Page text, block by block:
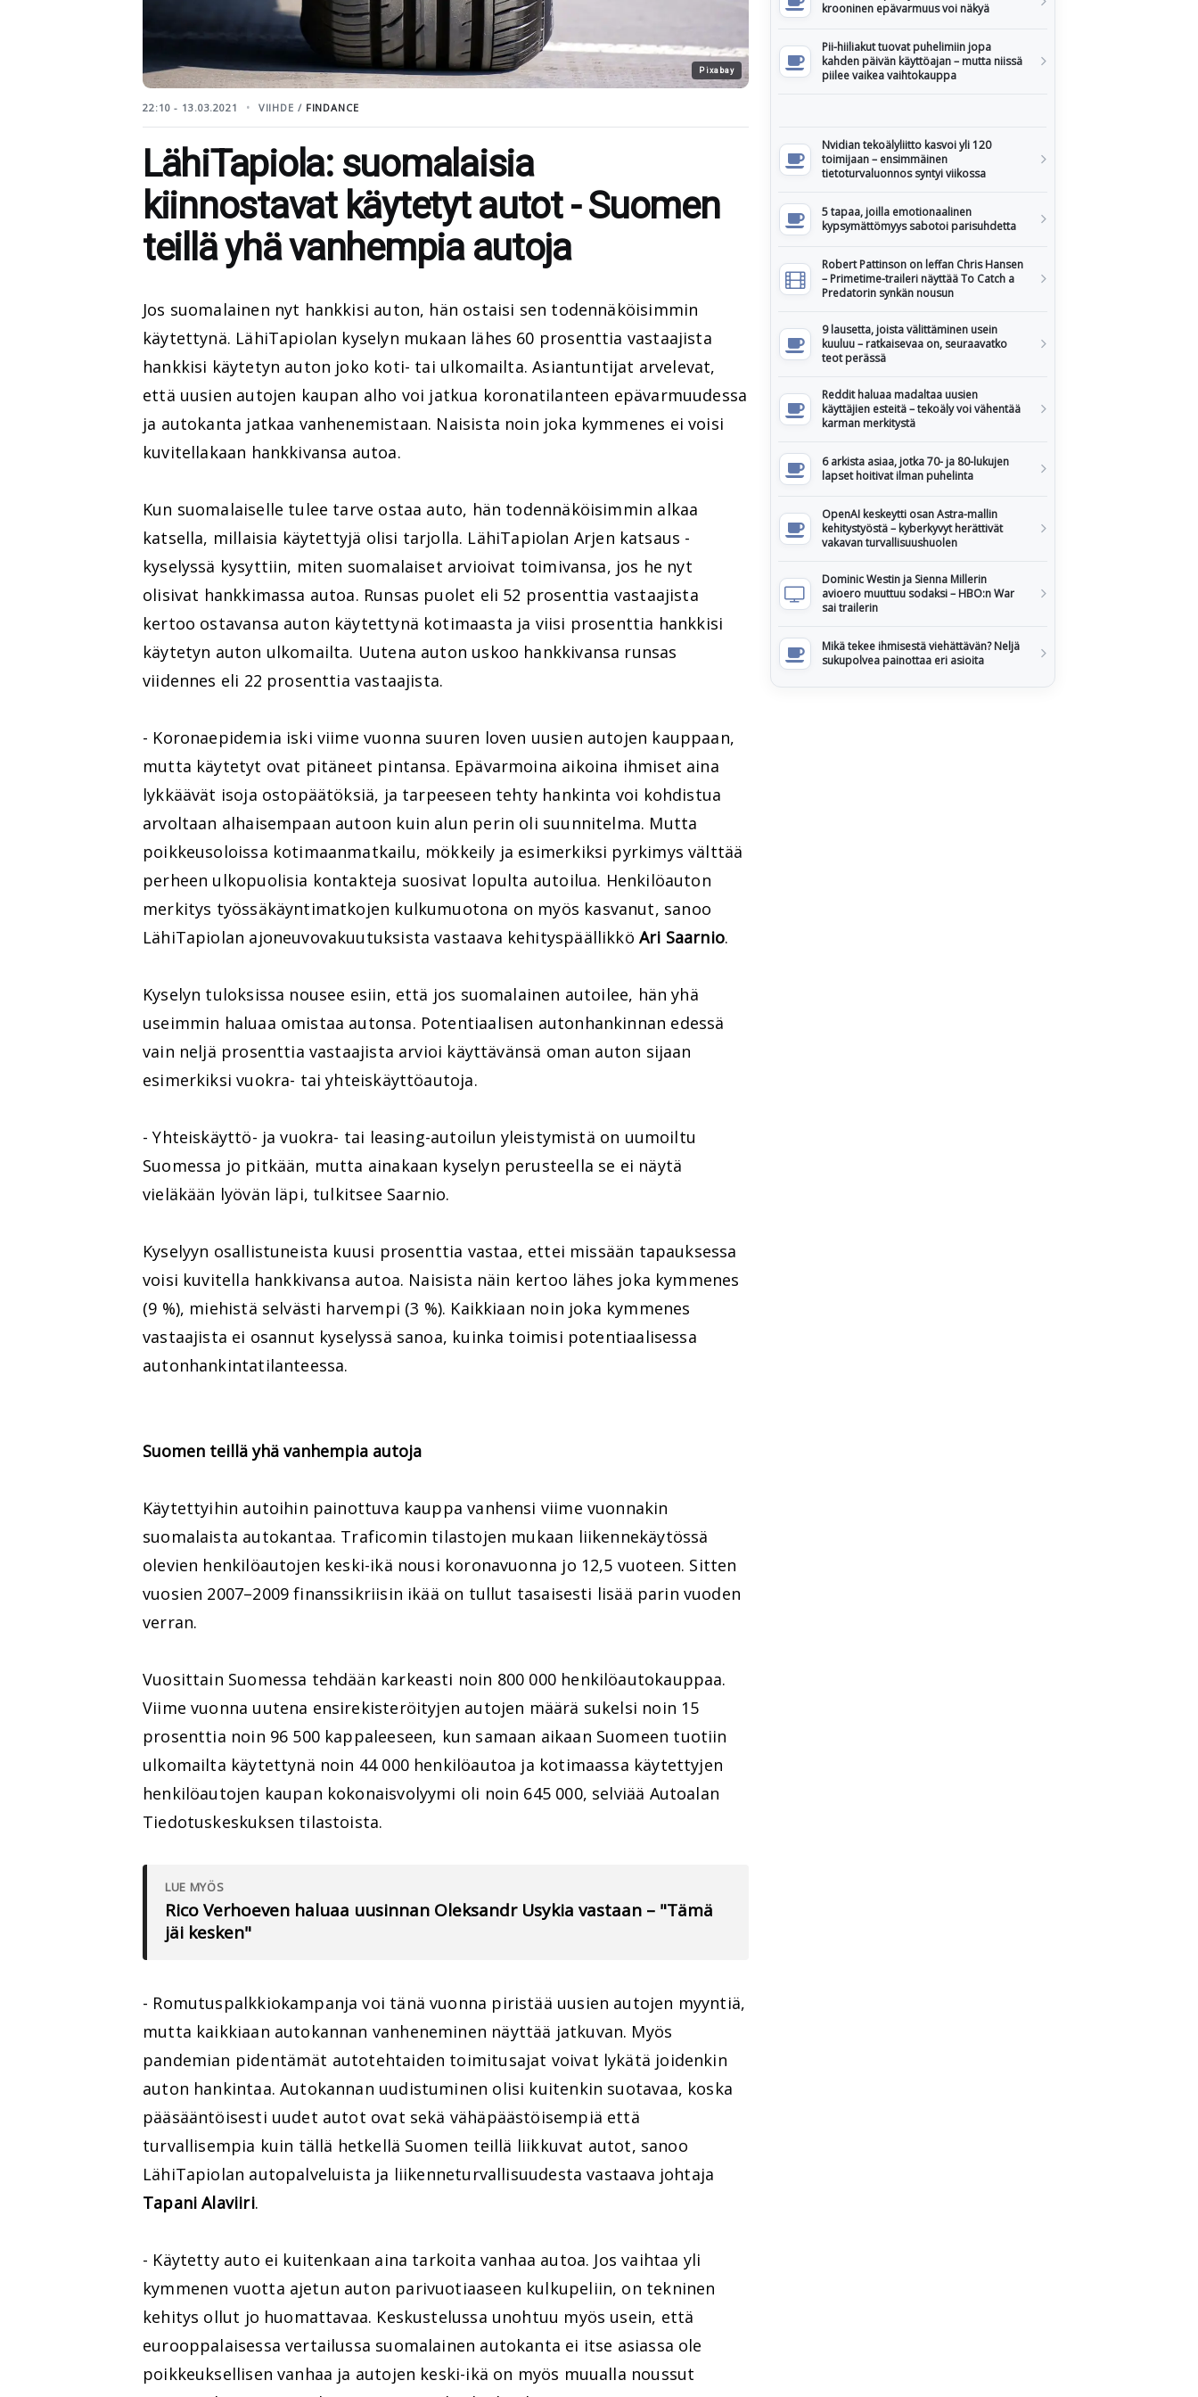
Pixabay
22:10 - 13.03.2021 VIIHDE / FINDANCE
LähiTapiola: suomalaisia
kiinnostavat käytetyt autot - Suomen
teillä yhä vanhempia autoja
Jos suomalainen nyt hankkisi auton, hän ostaisi sen todennäköisimmin
käytettynä. LähiTapiolan kyselyn mukaan lähes 60 prosenttia vastaajista
hankkisi käytetyn auton joko koti- tai ulkomailta. Asiantuntijat arvelevat,
että uusien autojen kaupan alho voi jatkua koronatilanteen epävarmuudessa
ja autokanta jatkaa vanhenemistaan. Naisista noin joka kymmenes ei voisi
kuvitellakaan hankkivansa autoa.
Kun suomalaiselle tulee tarve ostaa auto, hän todennäköisimmin alkaa
katsella, millaisia käytettyjä olisi tarjolla. LähiTapiolan Arjen katsaus -
kyselyssä kysyttiin, miten suomalaiset arvioivat toimivansa, jos he nyt
olisivat hankkimassa autoa. Runsas puolet eli 52 prosenttia vastaajista
kertoo ostavansa auton käytettynä kotimaasta ja viisi prosenttia hankkisi
käytetyn auton ulkomailta. Uutena auton uskoo hankkivansa runsas
viidennes eli 22 prosenttia vastaajista.
- Koronaepidemia iski viime vuonna suuren loven uusien autojen kauppaan,
mutta käytetyt ovat pitäneet pintansa. Epävarmoina aikoina ihmiset aina
lykkäävät isoja ostopäätöksiä, ja tarpeeseen tehty hankinta voi kohdistua
arvoltaan alhaisempaan autoon kuin alun perin oli suunnitelma. Mutta
poikkeusoloissa kotimaanmatkailu, mökkeily ja esimerkiksi pyrkimys välttää
perheen ulkopuolisia kontakteja suosivat lopulta autoilua. Henkilöauton
merkitys työssäkäyntimatkojen kulkumuotona on myös kasvanut, sanoo
LähiTapiolan ajoneuvovakuutuksista vastaava kehityspäällikkö Ari Saarnio.
Kyselyn tuloksissa nousee esiin, että jos suomalainen autoilee, hän yhä
useimmin haluaa omistaa autonsa. Potentiaalisen autonhankinnan edessä
vain neljä prosenttia vastaajista arvioi käyttävänsä oman auton sijaan
esimerkiksi vuokra- tai yhteiskäyttöautoja.
- Yhteiskäyttö- ja vuokra- tai leasing-autoilun yleistymistä on uumoiltu
Suomessa jo pitkään, mutta ainakaan kyselyn perusteella se ei näytä
vieläkään lyövän läpi, tulkitsee Saarnio.
Kyselyyn osallistuneista kuusi prosenttia vastaa, ettei missään tapauksessa
voisi kuvitella hankkivansa autoa. Naisista näin kertoo lähes joka kymmenes
(9 %), miehistä selvästi harvempi (3 %). Kaikkiaan noin joka kymmenes
vastaajista ei osannut kyselyssä sanoa, kuinka toimisi potentiaalisessa
autonhankintatilanteessa.
Suomen teillä yhä vanhempia autoja
Käytettyihin autoihin painottuva kauppa vanhensi viime vuonnakin
suomalaista autokantaa. Traficomin tilastojen mukaan liikennekäytössä
olevien henkilöautojen keski-ikä nousi koronavuonna jo 12,5 vuoteen. Sitten
vuosien 2007–2009 finanssikriisin ikää on tullut tasaisesti lisää parin vuoden
verran.
Vuosittain Suomessa tehdään karkeasti noin 800 000 henkilöautokauppaa.
Viime vuonna uutena ensirekisteröityjen autojen määrä sukelsi noin 15
prosenttia noin 96 500 kappaleeseen, kun samaan aikaan Suomeen tuotiin
ulkomailta käytettynä noin 44 000 henkilöautoa ja kotimaassa käytettyjen
henkilöautojen kaupan kokonaisvolyymi oli noin 645 000, selviää Autoalan
Tiedotuskeskuksen tilastoista.
LUE MYÖS
Rico Verhoeven haluaa uusinnan Oleksandr Usykia vastaan – "Tämä
jäi kesken"
- Romutuspalkkiokampanja voi tänä vuonna piristää uusien autojen myyntiä,
mutta kaikkiaan autokannan vanheneminen näyttää jatkuvan. Myös
pandemian pidentämät autotehtaiden toimitusajat voivat lykätä joidenkin
auton hankintaa. Autokannan uudistuminen olisi kuitenkin suotavaa, koska
pääsääntöisesti uudet autot ovat sekä vähäpäästöisempiä että
turvallisempia kuin tällä hetkellä Suomen teillä liikkuvat autot, sanoo
LähiTapiolan autopalveluista ja liikenneturvallisuudesta vastaava johtaja
Tapani Alaviiri.
- Käytetty auto ei kuitenkaan aina tarkoita vanhaa autoa. Jos vaihtaa yli
kymmenen vuotta ajetun auton parivuotiaaseen kulkupeliin, on tekninen
kehitys ollut jo huomattavaa. Keskustelussa unohtuu myös usein, että
eurooppalaisessa vertailussa suomalainen autokanta ei itse asiassa ole
poikkeuksellisen vanhaa ja autojen keski-ikä on myös muualla noussut
krooninen epävarmuus voi näkyä
Pii-hiiliakut tuovat puhelimiin jopa
kahden päivän käyttöajan – mutta niissä
piilee vaikea vaihtokauppa
Nvidian tekoälyliitto kasvoi yli 120
toimijaan – ensimmäinen
tietoturvaluonnos syntyi viikossa
5 tapaa, joilla emotionaalinen
kypsymättömyys sabotoi parisuhdetta
Robert Pattinson on leffan Chris Hansen
– Primetime-traileri näyttää To Catch a
Predatorin synkän nousun
9 lausetta, joista välittäminen usein
kuuluu – ratkaisevaa on, seuraavatko
teot perässä
Reddit haluaa madaltaa uusien
käyttäjien esteitä – tekoäly voi vähentää
karman merkitystä
6 arkista asiaa, jotka 70- ja 80-lukujen
lapset hoitivat ilman puhelinta
OpenAI keskeytti osan Astra-mallin
kehitystyöstä – kyberkyvyt herättivät
vakavan turvallisuushuolen
Dominic Westin ja Sienna Millerin
avioero muuttuu sodaksi – HBO:n War
sai trailerin
Mikä tekee ihmisestä viehättävän? Neljä
sukupolvea painottaa eri asioita